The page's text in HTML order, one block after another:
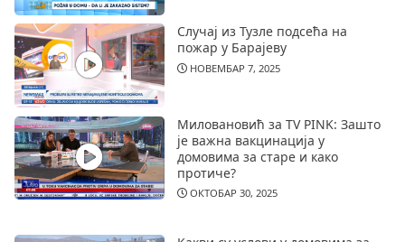
Случај из Тузле подсећа на
пожар у Барајеву
НОВЕМБАР 7, 2025
Миловановић за TV PINK: Зашто
је важна вакцинација у
домовима за старе и како
протиче?
ОКТОБАР 30, 2025